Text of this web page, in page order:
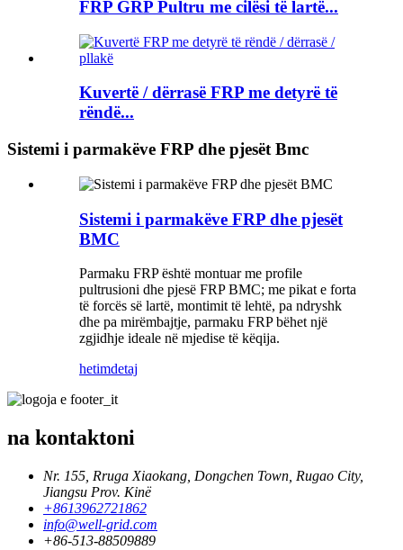
FRP GRP Pultru me cilësi të lartë...
Kuvertë / dërrasë FRP me detyrë të
rëndë...
Sistemi i parmakëve FRP dhe pjesët Bmc
Sistemi i parmakëve FRP dhe pjesët
BMC
Parmaku FRP është montuar me profile
pultrusioni dhe pjesë FRP BMC; me pikat e forta
të forcës së lartë, montimit të lehtë, pa ndryshk
dhe pa mirëmbajtje, parmaku FRP bëhet një
zgjidhje ideale në mjedise të këqija.
hetimdetaj
na kontaktoni
Nr. 155, Rruga Xiaokang, Dongchen Town, Rugao City,
Jiangsu Prov. Kinë
+8613962721862
info@well-grid.com
+86-513-88509889